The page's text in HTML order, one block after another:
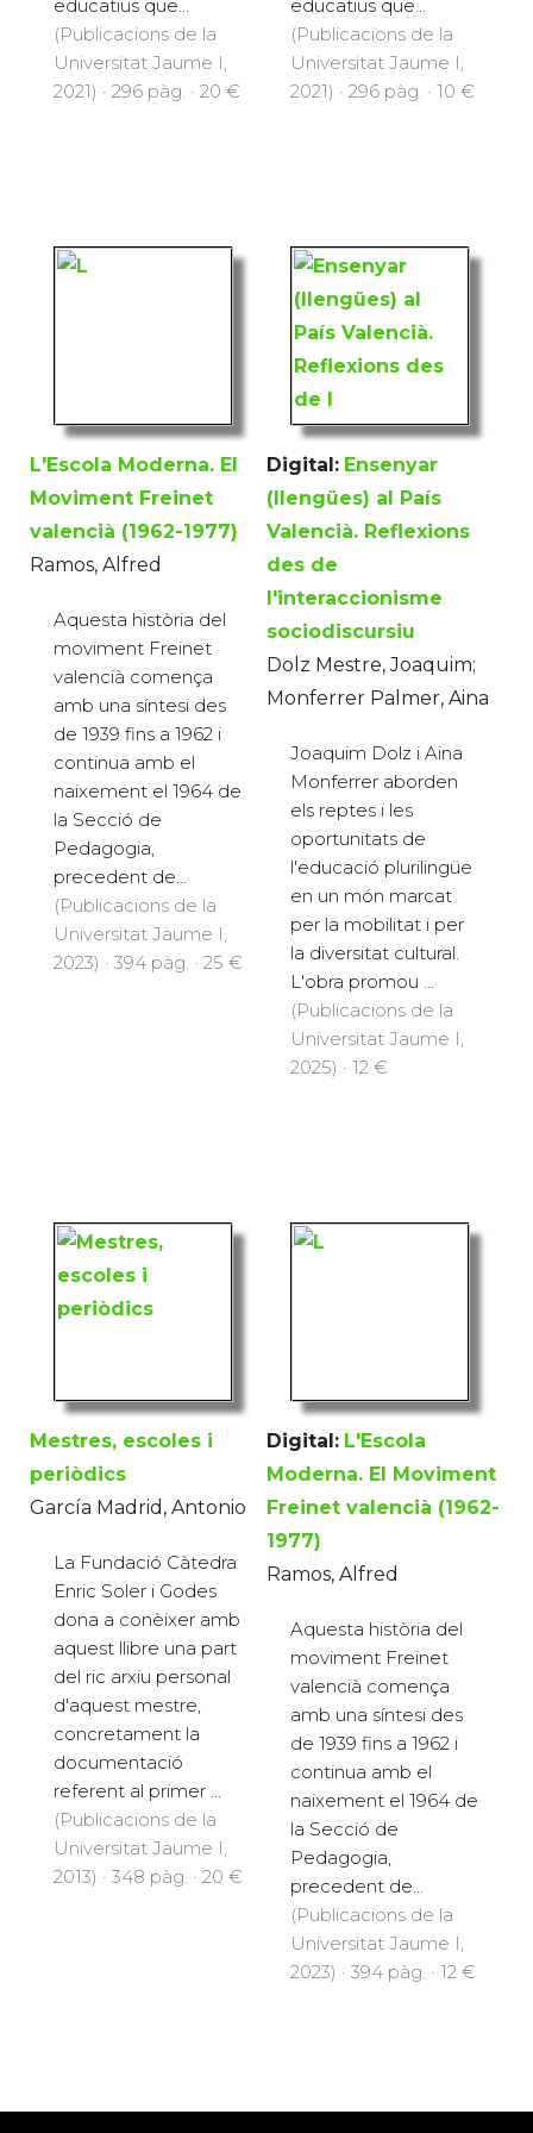
educatius que...
(Publicacions de la
Universitat Jaume I,
2021) · 296 pàg. · 20 €
educatius que...
(Publicacions de la
Universitat Jaume I,
2021) · 296 pàg. · 10 €
L'Escola Moderna. El
Moviment Freinet
valencià (1962-1977)
Ramos, Alfred
Aquesta història del
moviment Freinet
valencià comença
amb una síntesi des
de 1939 fins a 1962 i
continua amb el
naixement el 1964 de
la Secció de
Pedagogia,
precedent de...
(Publicacions de la
Universitat Jaume I,
2023) · 394 pàg. · 25 €
Digital: Ensenyar
(llengües) al País
Valencià. Reflexions
des de
l'interaccionisme
sociodiscursiu
Dolz Mestre, Joaquim;
Monferrer Palmer, Aina
Joaquim Dolz i Aina
Monferrer aborden
els reptes i les
oportunitats de
l'educació plurilingüe
en un món marcat
per la mobilitat i per
la diversitat cultural.
L'obra promou ...
(Publicacions de la
Universitat Jaume I,
2025) · 12 €
Mestres, escoles i
periòdics
García Madrid, Antonio
La Fundació Càtedra
Enric Soler i Godes
dona a conèixer amb
aquest llibre una part
del ric arxiu personal
d'aquest mestre,
concretament la
documentació
referent al primer ...
(Publicacions de la
Universitat Jaume I,
2013) · 348 pàg. · 20 €
Digital: L'Escola
Moderna. El Moviment
Freinet valencià (1962-
1977)
Ramos, Alfred
Aquesta història del
moviment Freinet
valencià comença
amb una síntesi des
de 1939 fins a 1962 i
continua amb el
naixement el 1964 de
la Secció de
Pedagogia,
precedent de...
(Publicacions de la
Universitat Jaume I,
2023) · 394 pàg. · 12 €